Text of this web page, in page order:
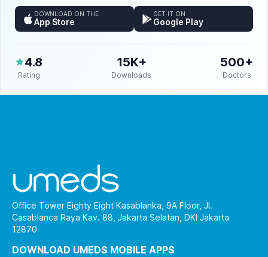
DOWNLOAD ON THE
App Store
GET IT ON
Google Play
4.8
Rating
15K+
Downloads
500+
Doctors
Office Tower Eighty Eight Kasablanka, 9A Floor, Jl.
Casablanca Raya Kav. 88, Jakarta Selatan, DKI Jakarta
12870
DOWNLOAD UMEDS MOBILE APPS